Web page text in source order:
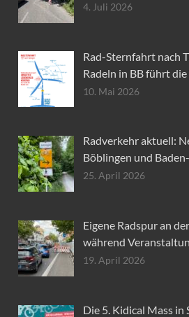
4. Juli 2026
Rad-Sternfahrt nach
Radeln in BB führt
10. Mai 2026
Radverkehr aktuell:
Böblingen und
25. April 2026
Eigene Radspur an
während
19. April 2026
Die 5. Kidical Mass